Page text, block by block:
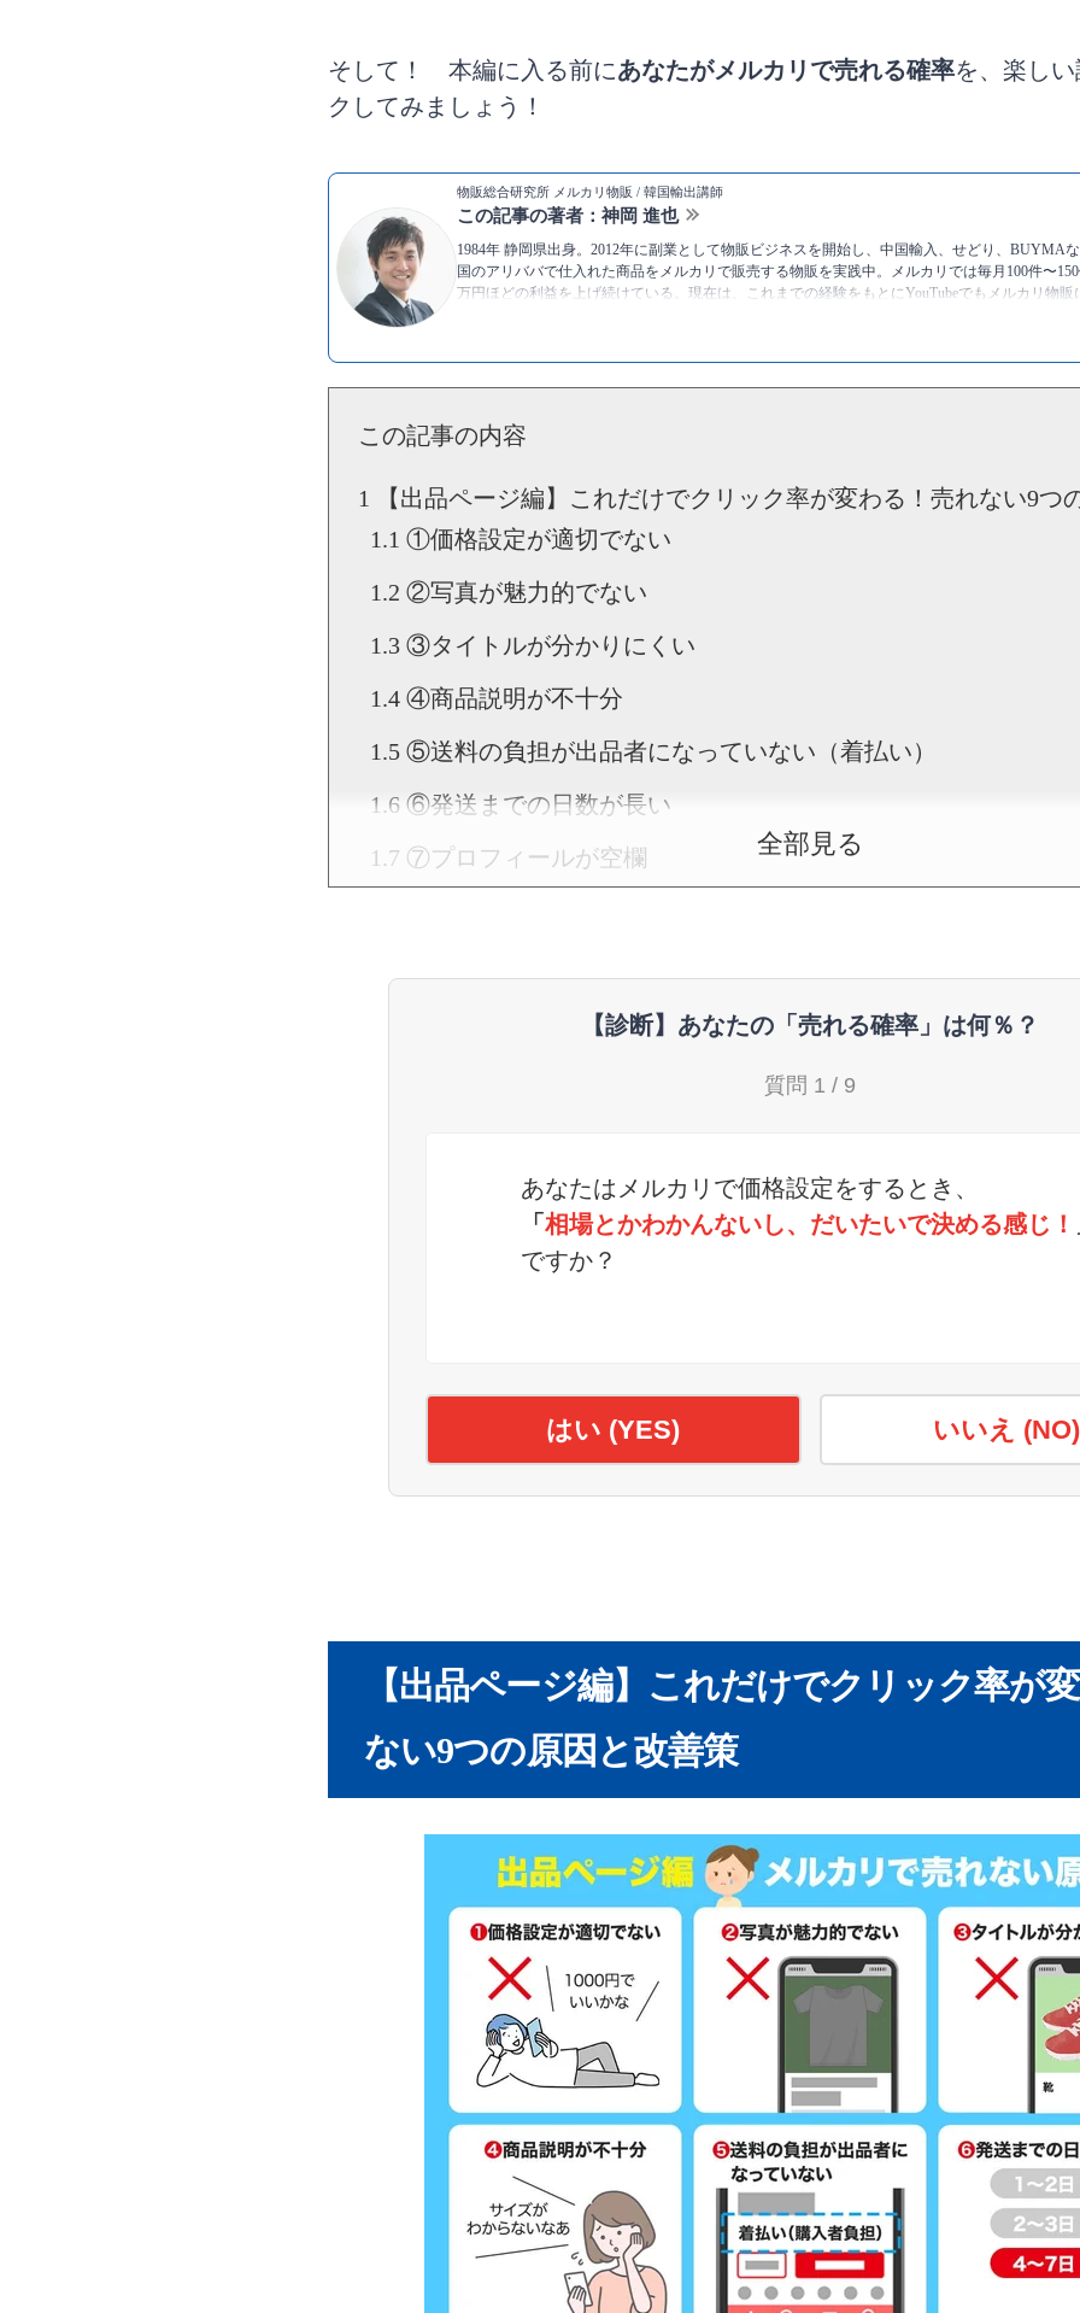
そして！ 本編に入る前にあなたがメルカリで売れる確率を、楽し
クしてみましょう！
物販総合研究所 メルカリ物販 / 韓国輸出講師
この記事の著者：神岡 進也
1984年 静岡県出身。2012年に副業として物販ビジネスを開始し、中国輸入、せどり、BUYMA
国のアリババで仕入れた商品をメルカリで販売する物販を実践中。メルカリでは毎月100件〜
万円ほどの利益を上げ続けている。現在は、これまでの経験をもとにYouTubeでもメルカリ物
この記事の内容
【出品ページ編】これだけでクリック率が変わる！売れない9つ
①価格設定が適切でない
②写真が魅力的でない
③タイトルが分かりにくい
④商品説明が不十分
⑤送料の負担が出品者になっていない（着払い）
⑥発送までの日数が長い
⑦プロフィールが空欄
【運用編】ライバルに差をつける！売れないときの4つの打ち手
④コメントへの返信を早く・丁寧にする
それでも売れない…考えられる2つの根本的な原因と対策
よくある質問【FAQ】
メルカリで閲覧数は多いのに売れません。どうすればいいで
全部見る
【診断】あなたの「売れる確率」は何％？
質問 1 / 9
あなたはメルカリで価格設定をするとき、
「 相場とかわかんないし、だいたいで決める感じ！
ですか？
はい (YES) いいえ (NO)
【出品ページ編】これだけでクリック率が
ない9つの原因と改善策